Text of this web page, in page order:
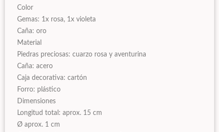
Color
Gemas: 1x rosa, 1x violeta
Caña: oro
Material
Piedras preciosas: cuarzo rosa y aventurina
Caña: acero
Caja decorativa: cartón
Forro: plástico
Dimensiones
Longitud total: aprox. 15 cm
Ø aprox. 1 cm